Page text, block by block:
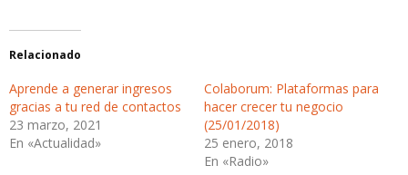
Relacionado
Aprende a generar ingresos
gracias a tu red de contactos
23 marzo, 2021
En «Actualidad»
Colaborum: Plataformas para
hacer crecer tu negocio
(25/01/2018)
25 enero, 2018
En «Radio»